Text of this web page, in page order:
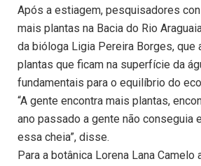
Após a estiagem, pesquisadores
mais plantas na Bacia do Rio
da bióloga Ligia Pereira Borges, que
plantas que ficam na superfície da
fundamentais para o equilíbrio do
“A gente encontra mais plantas,
ano passado a gente não conseguia
essa cheia”, disse.
Para a botânica Lorena Lana Camelo